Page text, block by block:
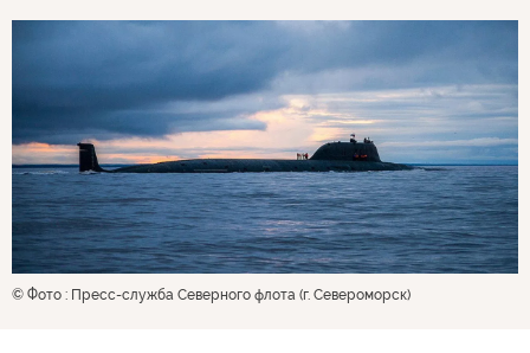
© Фото : Пресс-служба Северного флота (г. Североморск)